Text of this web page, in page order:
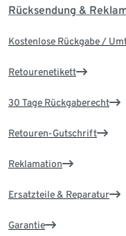
Rücksendung &
Kostenlose Rückgabe /
Retourenetikett
30 Tage Rückgaberecht
Retouren-Gutschrift
Reklamation
Ersatzteile & Reparatur
Garantie